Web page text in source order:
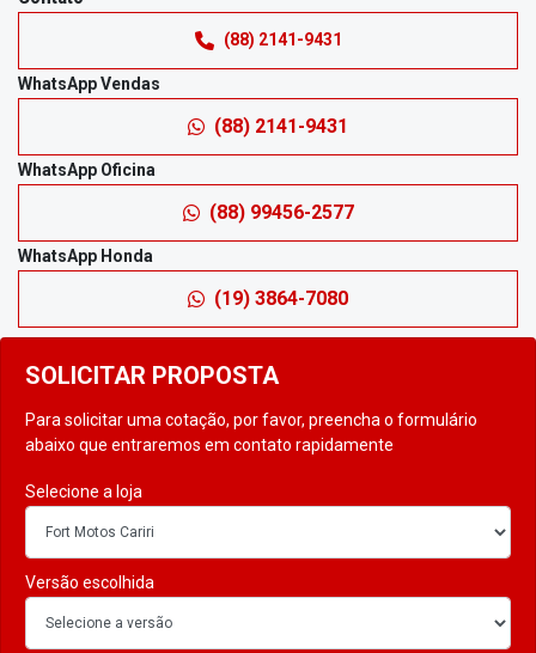
SOLICITAR PROPOSTA
Para solicitar uma cotação, por favor, preencha o formulário
abaixo que entraremos em contato rapidamente
Selecione a loja
Versão escolhida
(88) 2141-9431
WhatsApp Vendas
(88) 2141-9431
WhatsApp Oficina
(88) 99456-2577
WhatsApp Honda
(19) 3864-7080